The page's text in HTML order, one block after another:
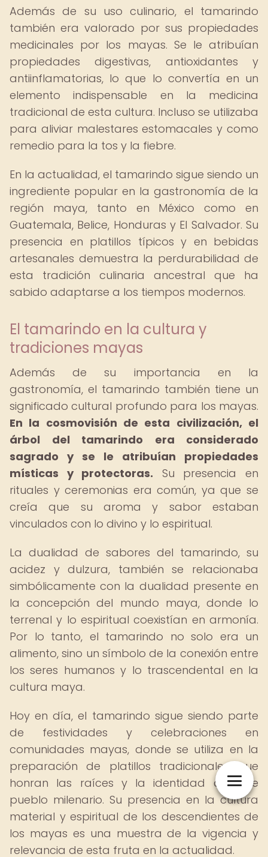
Además de su uso culinario, el tamarindo
también era valorado por sus propiedades
medicinales por los mayas. Se le atribuían
propiedades digestivas, antioxidantes y
antiinflamatorias, lo que lo convertía en un
elemento indispensable en la medicina
tradicional de esta cultura. Incluso se utilizaba
para aliviar malestares estomacales y como
remedio para la tos y la fiebre.
En la actualidad, el tamarindo sigue siendo un
ingrediente popular en la gastronomía de la
región maya, tanto en México como en
Guatemala, Belice, Honduras y El Salvador. Su
presencia en platillos típicos y en bebidas
artesanales demuestra la perdurabilidad de
esta tradición culinaria ancestral que ha
sabido adaptarse a los tiempos modernos.
El tamarindo en la cultura y
tradiciones mayas
Además de su importancia en la
gastronomía, el tamarindo también tiene un
significado cultural profundo para los mayas.
En la cosmovisión de esta civilización, el
árbol del tamarindo era considerado
sagrado y se le atribuían propiedades
místicas y protectoras. Su presencia en
rituales y ceremonias era común, ya que se
creía que su aroma y sabor estaban
vinculados con lo divino y lo espiritual.
La dualidad de sabores del tamarindo, su
acidez y dulzura, también se relacionaba
simbólicamente con la dualidad presente en
la concepción del mundo maya, donde lo
terrenal y lo espiritual coexistían en armonía.
Por lo tanto, el tamarindo no solo era un
alimento, sino un símbolo de la conexión entre
los seres humanos y lo trascendental en la
cultura maya.
Hoy en día, el tamarindo sigue siendo parte
de festividades y celebraciones en
comunidades mayas, donde se utiliza en la
preparación de platillos tradicionales que
honran las raíces y la identidad de este
pueblo milenario. Su presencia en la cultura
material y espiritual de los descendientes de
los mayas es una muestra de la vigencia y
relevancia de esta fruta en la actualidad.